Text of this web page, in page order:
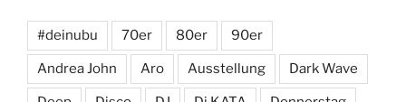
#deinubu 70er 80er 90er
Andrea John Aro Ausstellung Dark Wave